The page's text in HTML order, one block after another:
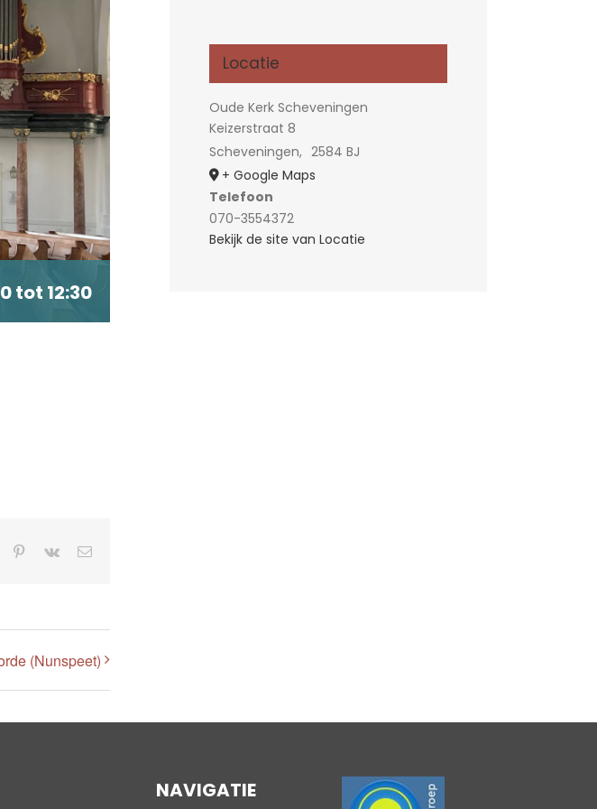
tot 12:30
Tumblr Pinterest
Vk
E-
(Nunspeet)
Locatie
Oude Kerk Scheveningen
Keizerstraat 8
Scheveningen, 2584 BJ
+ Google Maps
Telefoon
070-3554372
Bekijk de site van Locatie
NAVIGATIE